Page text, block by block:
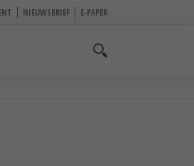
NIEUWSBRIEF E-PAPER